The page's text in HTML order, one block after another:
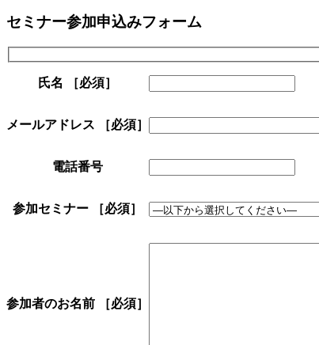
セミナー参加申込みフォーム
氏名 ［必須］
メールアドレス ［必須］
電話番号
参加セミナー ［必須］
参加者のお名前 ［必須］